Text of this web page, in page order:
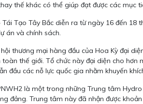
thế khác có thể giúp đạt được các mục
Tái Tạo Tây Bắc diễn ra từ ngày 16 đến
án và chính sách.
hội thương mại hàng đầu của Hoa Kỳ đại
toàn thế giới. Tổ chức này đại diện cho
đầu các nỗ lực quốc gia nhằm khuyến
là một trong những Trung tâm
đảng. Trung tâm này đã nhận được